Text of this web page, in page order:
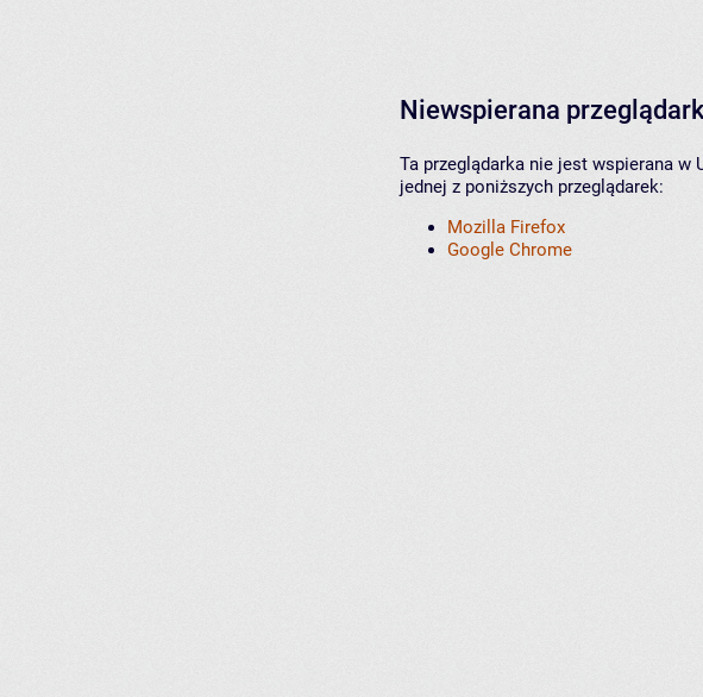
Niewspierana
Ta przeglądarka nie jest wspierana w
jednej z poniższych przeglądarek:
Mozilla Firefox
Google Chrome